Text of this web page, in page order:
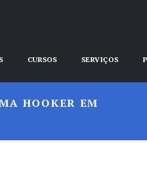
CURSOS SERVIÇOS
HOOKER EM